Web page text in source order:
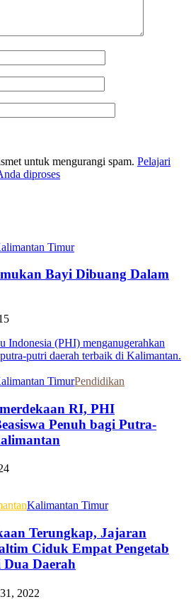
untuk mengurangi spam. Pelajari
diproses
Timur
Bayi Dibuang Dalam
TimurPendidikan
RI, PHI
Penuh bagi Putra-
Kalimantan Timur
Terungkap, Jajaran
Ciduk Empat Pengetab
Daerah
2022